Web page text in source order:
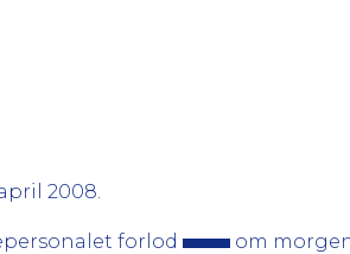
2008.
forlod
om